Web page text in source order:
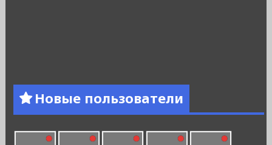
Новые пользователи